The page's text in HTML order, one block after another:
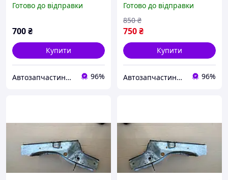
2113, 2114, 2115 у зборі
Готово до відправки
700₴
Купити
Автозапчастини adamcompani 96%
(без кріплення під балку)
ВАЗ 2108, 2109, 21099,
2113, 2114, 2115
Готово до відправки
750₴
850 ₴
Купити
Автозапчастини adamcompani 96%